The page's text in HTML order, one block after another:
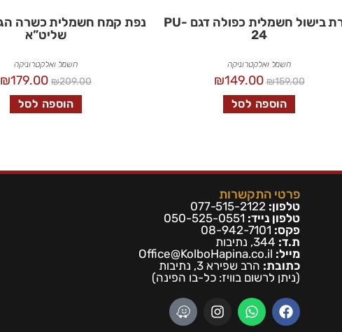
כירת בישול חשמלית כפולה דגם PU-
24
חשמל ואלקטרוניקה
₪159.00
₪149.00
הוספה לסל
נפת קמח חשמלית כשרה
שליט”א
חשמל ואלקטרוניקה
₪209.00
₪179.00
הוספה לסל
פרטי התקשרות
טלפון: 077-515-2122
טלפון נייד: 050-525-0551
פקס:
ת.ד:
מייל: Office@KolboHapina.co.il
כתובת: הרב שפירא 3, נתיבות
(ניתן לרשום בוויז: כל-בו הפינה)